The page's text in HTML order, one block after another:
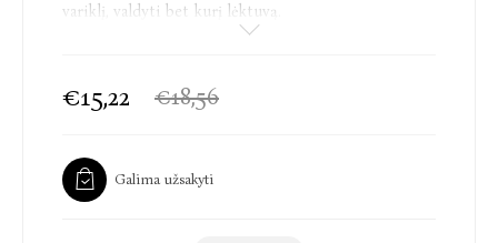
variklį, valdyti bet kurį lėktuvą.
skrydžiams ir tampant vis artimesniais draugais,
Džoun atranda meilę ir aistrą, apie kurią nesvajojo. Ir
Tačiau 1984-ųjų gruodį, vykdant STS-LR9 misiją,
viskas pasikeičia akimirksniu.
€15,22 €18,56
Galima užsakyti